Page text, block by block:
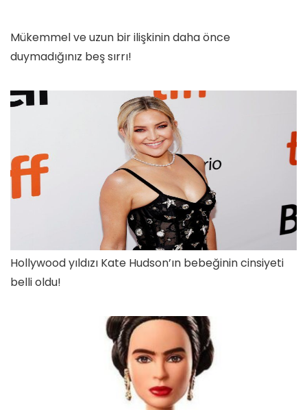
Mükemmel ve uzun bir ilişkinin daha önce
duymadığınız beş sırrı!
Hollywood yıldızı Kate Hudson’ın bebeğinin cinsiyeti
belli oldu!